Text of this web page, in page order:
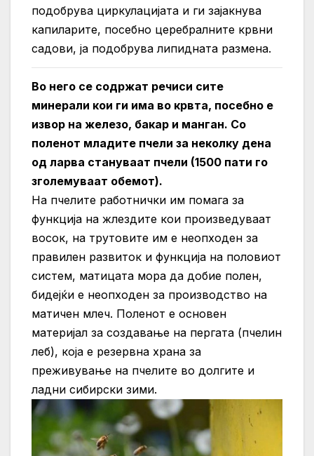
подобрува циркулацијата и ги зајакнува
капиларите, посебно церебралните крвни
садови, ја подобрува липидната размена.
Во него се содржат речиси сите
минерали кои ги има во крвта, посебно е
извор на железо, бакар и манган. Со
поленот младите пчели за неколку дена
од ларва стануваат пчели (1500 пати го
зголемуваат обемот).
На пчелите работнички им помага за
функција на жлездите кои произведуваат
восок, на трутовите им е неопходен за
правилен развиток и функција на половиот
систем, матицата мора да добие полен,
бидејќи е неопходен за производство на
матичен млеч. Поленот е основен
материјал за создавање на пергата (пчелин
леб), која е резервна храна за
преживување на пчелите во долгите и
ладни сибирски зими.